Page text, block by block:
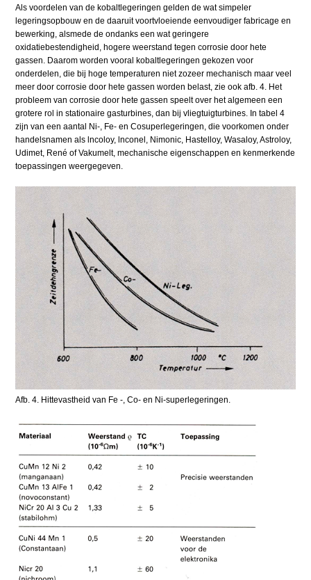
Als voordelen van de kobaltlegeringen gelden de wat simpeler
legeringsopbouw en de daaruit voortvloeiende eenvoudiger fabricage en
bewerking, alsmede de ondanks een wat geringere
oxidatiebestendigheid, hogere weerstand tegen corrosie door hete
gassen. Daarom worden vooral kobaltlegeringen gekozen voor
onderdelen, die bij hoge temperaturen niet zozeer mechanisch maar veel
meer door corrosie door hete gassen worden belast, zie ook afb. 4. Het
probleem van corrosie door hete gassen speelt over het algemeen een
grotere rol in stationaire gasturbines, dan bij vliegtuigturbines. In tabel 4
zijn van een aantal Ni-, Fe- en Cosuperlegeringen, die voorkomen onder
handelsnamen als lncoloy, lnconel, Nimonic, Hastelloy, Wasaloy, Astroloy,
Udimet, René of Vakumelt, mechanische eigenschappen en kenmerkende
toepassingen weergegeven.
Afb. 4. Hittevastheid van Fe -, Co- en Ni-superlegeringen.